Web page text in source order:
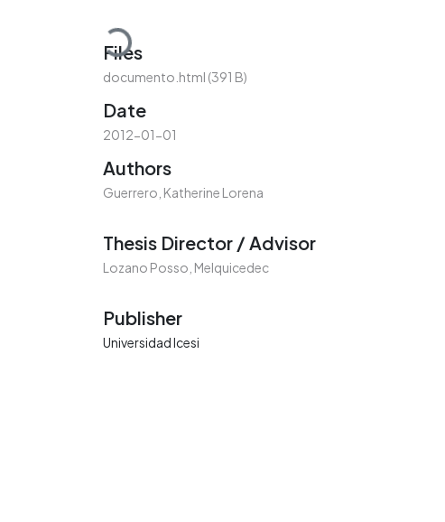
Loading...
Files
documento.html (391 B)
Date
2012-01-01
Authors
Guerrero, Katherine Lorena
Thesis Director / Advisor
Lozano Posso, Melquicedec
Publisher
Universidad Icesi